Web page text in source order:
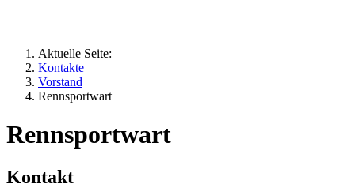
Aktuelle Seite:
Kontakte
Vorstand
Rennsportwart
Rennsportwart
Kontakt